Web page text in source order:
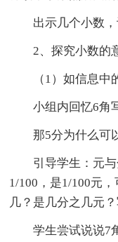
出示几个小数
2、探究小数的
（1）如信息
小组内回忆6角
那5分为什么可
引导学生：元
1/100，是1/100元
几？是几分之几元
学生尝试说说7